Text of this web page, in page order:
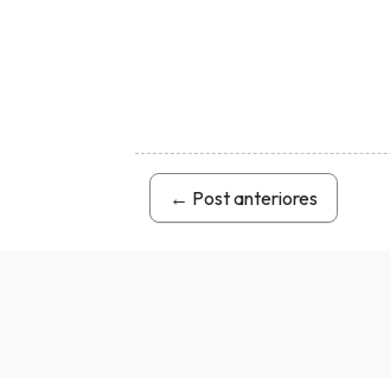
← Post anteriores